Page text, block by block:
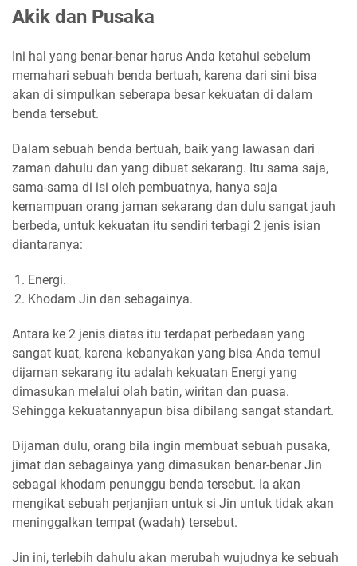
Akik dan Pusaka
Ini hal yang benar-benar harus Anda ketahui sebelum
memahari sebuah benda bertuah, karena dari sini bisa
akan di simpulkan seberapa besar kekuatan di dalam
benda tersebut.
Dalam sebuah benda bertuah, baik yang lawasan dari
zaman dahulu dan yang dibuat sekarang. Itu sama saja,
sama-sama di isi oleh pembuatnya, hanya saja
kemampuan orang jaman sekarang dan dulu sangat jauh
berbeda, untuk kekuatan itu sendiri terbagi 2 jenis isian
diantaranya:
Energi.
Khodam Jin dan sebagainya.
Antara ke 2 jenis diatas itu terdapat perbedaan yang
sangat kuat, karena kebanyakan yang bisa Anda temui
dijaman sekarang itu adalah kekuatan Energi yang
dimasukan melalui olah batin, wiritan dan puasa.
Sehingga kekuatannyapun bisa dibilang sangat standart.
Dijaman dulu, orang bila ingin membuat sebuah pusaka,
jimat dan sebagainya yang dimasukan benar-benar Jin
sebagai khodam penunggu benda tersebut. Ia akan
mengikat sebuah perjanjian untuk si Jin untuk tidak akan
meninggalkan tempat (wadah) tersebut.
Jin ini, terlebih dahulu akan merubah wujudnya ke sebuah